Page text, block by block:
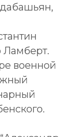
Ламберт.
военной